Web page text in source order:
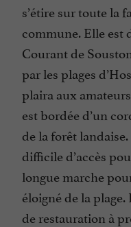
s’étire sur toute la
commune. Elle est
Courant de
par les plages
plaira aux
est bordée d’un
de la forêt
difficile d’accès
longue marche
éloigné de la plage.
de restauration à